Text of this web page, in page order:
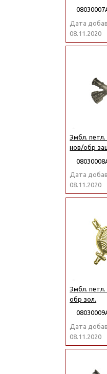
Дата
08.11.2020
Эмбл. петл.
нов/обр
Дата
08.11.2020
Эмбл.
обр зол.
Дата
08.11.2020